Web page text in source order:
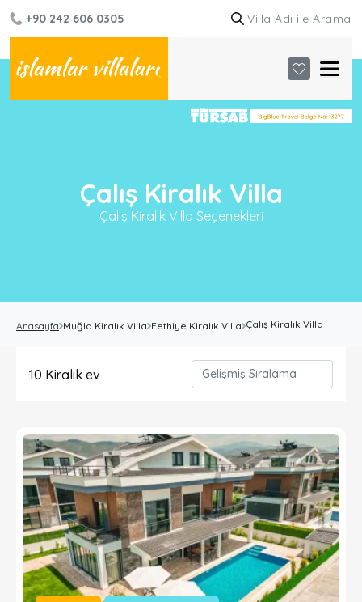
+90 242 606 0305
Çalış Kiralık Villa
Çalış Kiralık Villa Seçenekleri
Anasayfa Muğla Kiralık Villa Fethiye Kiralık Villa Çalış Kiralık Villa
10 Kiralık ev